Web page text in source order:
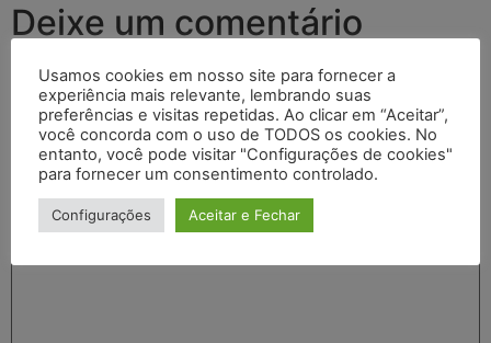
Deixe um comentário
O seu endereço de e-mail não será publicado.
obrigatórios são marcados com*
Comentário*
Usamos cookies em nosso site para fornecer a
experiência mais relevante, lembrando suas
preferências e visitas repetidas. Ao clicar em “Aceitar”,
você concorda com o uso de TODOS os cookies. No
entanto, você pode visitar "Configurações de cookies"
para fornecer um consentimento controlado.
Configurações Aceitar e Fechar